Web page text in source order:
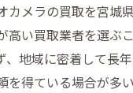
カメラの買取を宮城
高い買取業者を選ぶ
、地域に密着して長
を得ている場合が多